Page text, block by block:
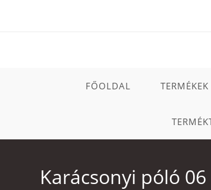
FŐOLDAL TERMÉKEK
Karácsonyi póló 06